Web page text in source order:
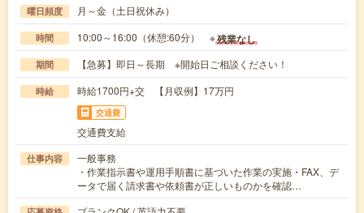
曜日頻度 月～金（土日祝休み）
時間 10:00～16:00（休憩:60分） ※残業なし
期間 【急募】即日～長期 ※開始日ご相談ください！
時給 時給1700円+交 【月収例】17万円
交通費
交通費支給
仕事内容
一般事務
・作業指示書や運用手順書に基づいた作業の実施・FAX、デ
ータで届く請求書や依頼書が正しいものかを確認…